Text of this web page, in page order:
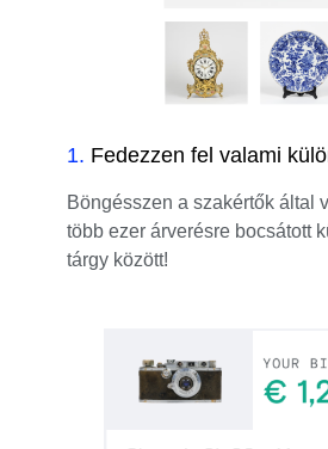
1. Fedezzen fel valami
Böngésszen a szakértők által
több ezer árverésre bocsátott
tárgy között!